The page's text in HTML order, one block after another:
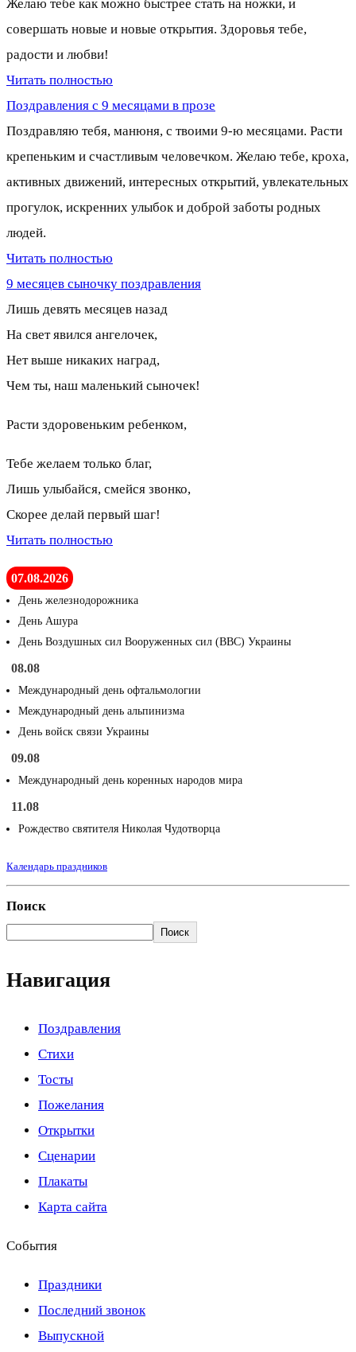
Желаю тебе как можно быстрее стать на ножки, и
совершать новые и новые открытия. Здоровья тебе,
радости и любви!
Читать полностью
Поздравления с 9 месяцами в прозе
Поздравляю тебя, манюня, с твоими 9-ю месяцами. Расти
крепеньким и счастливым человечком. Желаю тебе, кроха,
активных движений, интересных открытий, увлекательных
прогулок, искренних улыбок и доброй заботы родных
людей.
Читать полностью
9 месяцев сыночку поздравления
Лишь девять месяцев назад
На свет явился ангелочек,
Нет выше никаких наград,
Чем ты, наш маленький сыночек!
Расти здоровеньким ребенком,
Тебе желаем только благ,
Лишь улыбайся, смейся звонко,
Скорее делай первый шаг!
Читать полностью
07.08.2026
День железнодорожника
День Ашура
День Воздушных сил Вооруженных сил (ВВС) Украины
08.08
Международный день офтальмологии
Международный день альпинизма
День войск связи Украины
09.08
Международный день коренных народов мира
11.08
Рождество святителя Николая Чудотворца
Календарь праздников
Поиск
Поиск
Навигация
Поздравления
Стихи
Тосты
Пожелания
Открытки
Сценарии
Плакаты
Карта сайта
События
Праздники
Последний звонок
Выпускной